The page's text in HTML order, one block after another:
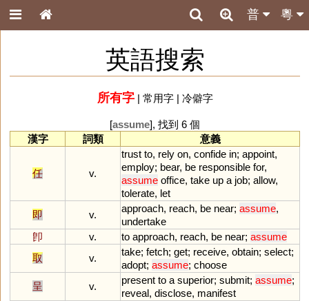
粵
普
英語搜索
所有字| 常用字| 冷僻字
[assume], 找到 6 個
漢字
詞類 意義
任 v.
trust to, rely on, confide in; appoint,
employ; bear, be responsible for,
assume office, take up a job; allow,
tolerate, let
即
v.
approach, reach, be near; assume,
undertake
卽
v. to approach, reach, be near; assume
取
v.
take; fetch; get; receive, obtain; select;
adopt; assume; choose
呈
v.
present to a superior; submit; assume;
reveal, disclose, manifest